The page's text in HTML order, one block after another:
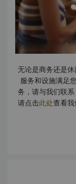
无论是商务还是
服务和设施满足
务，请与我们联系
请点击此处查看我